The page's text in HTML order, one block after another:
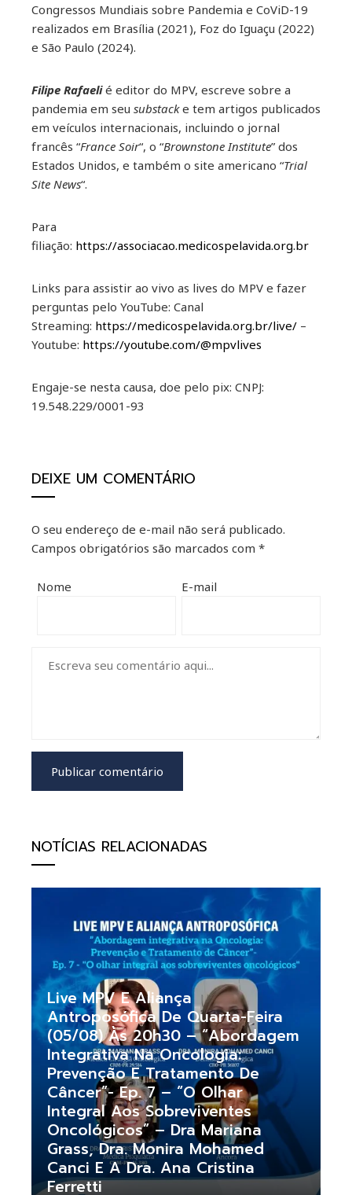
Congressos Mundiais sobre Pandemia e CoViD-19
realizados em Brasília (2021), Foz do Iguaçu (2022)
e São Paulo (2024).
Filipe Rafaelié editor do MPV, escreve sobre a
pandemia em seu substacke tem artigos publicados
em veículos internacionais, incluindo o jornal
francês “France Soir“, o “Brownstone Institute” dos
Estados Unidos, e também o site americano “Trial
Site News“.
Para
filiação: https://associacao.medicospelavida.org.br
Links para assistir ao vivo as lives do MPV e fazer
perguntas pelo YouTube: Canal
Streaming: https://medicospelavida.org.br/live/ –
Youtube: https://youtube.com/@mpvlives
Engaje-se nesta causa, doe pelo pix: CNPJ:
19.548.229/0001-93
DEIXE UM COMENTÁRIO
O seu endereço de e-mail não será publicado.
Campos obrigatórios são marcados com *
Nome E-mail
NOTÍCIAS RELACIONADAS
Live MPV E Aliança
Antroposófica De Quarta-Feira
(05/08) Às 20h30 – “Abordagem
Integrativa Na Oncologia:
Prevenção E Tratamento De
Câncer”- Ep. 7 – “O Olhar
Integral Aos Sobreviventes
Oncológicos” – Dra Mariana
Grass, Dra. Monira Mohamed
Canci E A Dra. Ana Cristina
Ferretti